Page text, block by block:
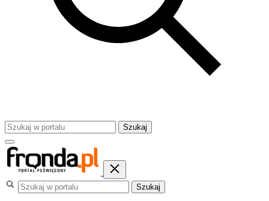
Szukaj
Szukaj